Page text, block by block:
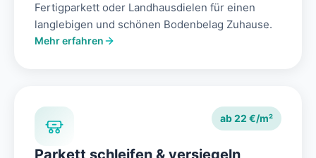
Fertigparkett oder Landhausdielen für einen
langlebigen und schönen Bodenbelag Zuhause.
Mehr erfahren
ab 22 €/m²
Parkett schleifen & versiegeln